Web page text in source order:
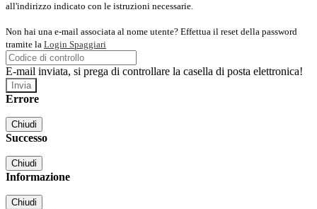
all'indirizzo indicato con le istruzioni necessarie.
Non hai una e-mail associata al nome utente? Effettua il reset della password
tramite la Login Spaggiari
E-mail inviata, si prega di controllare la casella di posta elettronica!
Errore
Chiudi
Successo
Chiudi
Informazione
Chiudi